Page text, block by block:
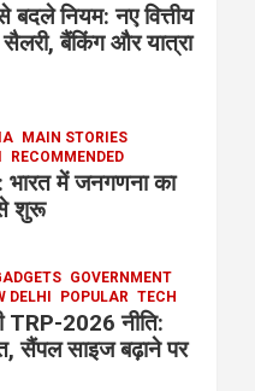
नियम: नए वित्तीय
बैंकिंग और यात्रा
MAIN STORIES
RECOMMENDED
में जनगणना का
शुरू
GOVERNMENT
DELHI POPULAR TECH
TRP-2026 नीति:
सैंपल साइज बढ़ाने पर